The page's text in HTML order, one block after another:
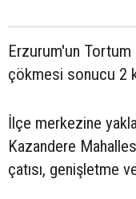
Erzurum'un Tortum
çökmesi sonucu 2
İlçe merkezine
Kazandere
çatısı, genişletme